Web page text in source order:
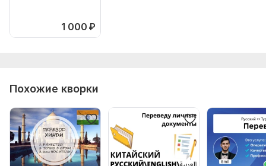
1 000 ₽
Похожие кворки